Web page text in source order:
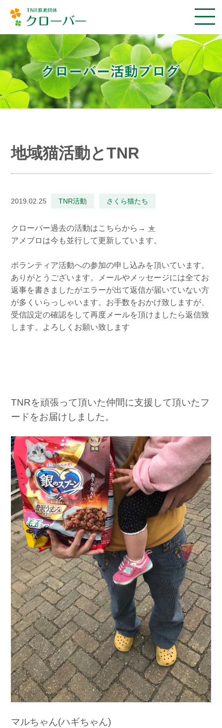
地域猫活動とTNR
2019.02.25 TNR活動 さくら猫たち
クローバー過去の活動はこちらから→ ★
アメブロは今も並行して更新しています。
ボランティア活動への参加の申し込みを頂いています。
ありがとうございます。メールやメッセージには全てお
返事を書きましたがエラーが出て返信が届いていない方
が多くいらっしゃいます。お手数をおかけ致しますが、
受信設定の確認をして再度メールを頂けましたら返信致
します。よろしくお願い致します
TNRを頑張って頂いた仲間に支援して頂いたフ
ードをお届けしました。
マルちゃん(ハギちゃん)